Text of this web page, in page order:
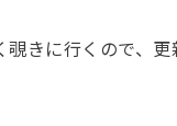
きに行くので、更